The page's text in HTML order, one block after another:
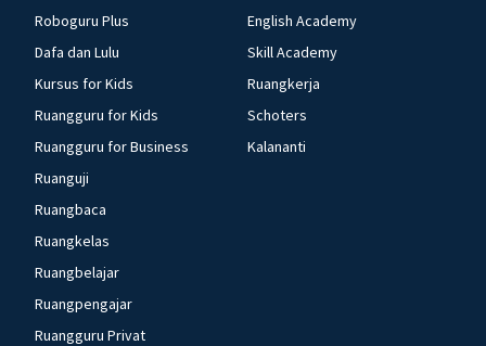
Roboguru Plus
Dafa dan Lulu
Kursus for Kids
Ruangguru for Kids
Ruangguru for Business
Ruanguji
Ruangbaca
Ruangkelas
Ruangbelajar
Ruangpengajar
Ruangguru Privat
English Academy
Skill Academy
Ruangkerja
Schoters
Kalananti